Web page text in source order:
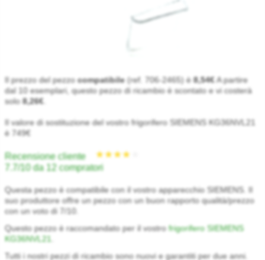
Il prezzo del pezzocompatibile(ref. 706-2465) è8,54€ A partire
dal 10 esemplari, questo pezzo di ricambio è scontato e vi costerà
solo8,26€
Il valore di sostituzione del vostro frigorifero SIEMENS KG36NVL21
è 749€
Recensione cliente
7.7/10 da 12 compratori
Questa pezzo è compatibile con il vostro apparecchio SIEMENS. Il
suo produttore offre un pezzo con un buon rapporto qualità/prezzo
con un voto di 7/10.
Questo pezzo è raccomandato per il vostrofrigorifero SIEMENS
KG36NVL21
Tutti i nostri pezzi di ricambio sono nuovi e garantiti per due anni.